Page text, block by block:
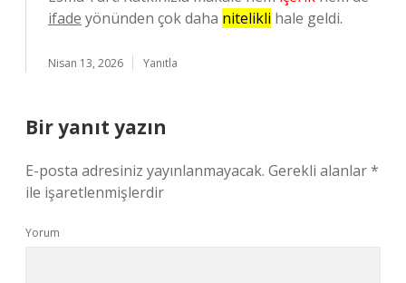
ifade yönünden çok daha nitelikli hale geldi.
Nisan 13, 2026 Yanıtla
Bir yanıt yazın
E-posta adresiniz yayınlanmayacak. Gerekli alanlar*
ile işaretlenmişlerdir
Yorum